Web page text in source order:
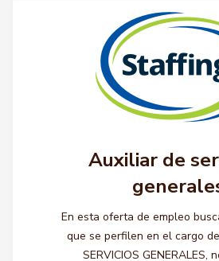
Auxiliar de
En esta oferta de empleo
que se perfilen en el cargo
SERVICIOS GENERALES,